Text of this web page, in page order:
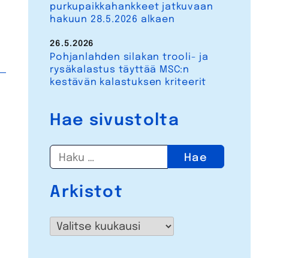
purkupaikkahankkeet jatkuvaan
hakuun 28.5.2026 alkaen
Pohjanlahden silakan trooli- ja
rysäkalastus täyttää MSC:n
kestävän kalastuksen kriteerit
26.5.2026
Hae sivustolta
Haku:
Arkistot
Arkistot